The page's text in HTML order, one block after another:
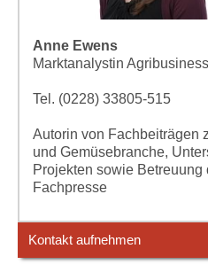
Anne Ewens
Marktanalystin Agribusiness
Tel. (0228) 33805-515
Autorin von Fachbeiträgen
und Gemüsebranche,
Projekten sowie
Fachpresse
Kontakt aufnehmen